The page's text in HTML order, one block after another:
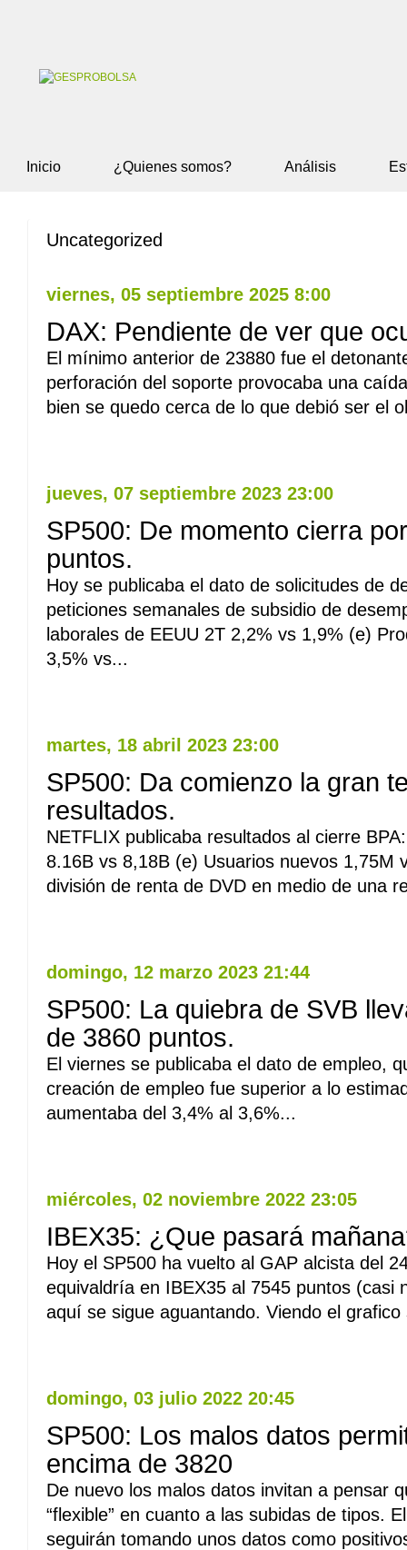
Inicio ¿Quienes somos? Análisis
Uncategorized
viernes, 05 septiembre 2025 8:00
DAX: Pendiente de ver que
El mínimo anterior de 23880 fue el
perforación del soporte provocaba una
bien se quedo cerca de lo que debió ser el
jueves, 07 septiembre 2023 23:00
SP500: De momento cierra
puntos.
Hoy se publicaba el dato de solicitudes de
peticiones semanales de subsidio de
laborales de EEUU 2T 2,2% vs 1,9% (e)
3,5% vs...
martes, 18 abril 2023 23:00
SP500: Da comienzo la gran
resultados.
NETFLIX publicaba resultados al cierre
8.16B vs 8,18B (e) Usuarios nuevos 1,75M
división de renta de DVD en medio de una
domingo, 12 marzo 2023 21:44
SP500: La quiebra de SVB
de 3860 puntos.
El viernes se publicaba el dato de empleo,
creación de empleo fue superior a lo
aumentaba del 3,4% al 3,6%...
miércoles, 02 noviembre 2022 23:05
IBEX35: ¿Que pasará
Hoy el SP500 ha vuelto al GAP alcista del
equivaldría en IBEX35 al 7545 puntos (casi
aquí se sigue aguantando. Viendo el
domingo, 03 julio 2022 20:45
SP500: Los malos datos
encima de 3820
De nuevo los malos datos invitan a pensar
“flexible” en cuanto a las subidas de tipos.
seguirán tomando unos datos como